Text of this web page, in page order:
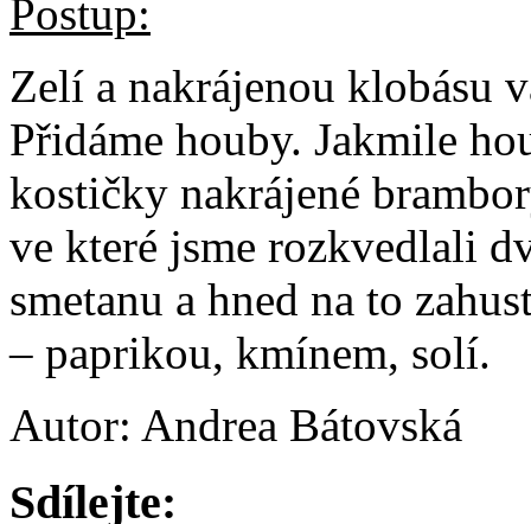
Postup:
Zelí a nakrájenou klobásu
Přidáme houby. Jakmile
kostičky nakrájené
ve které jsme rozkvedlali
smetanu a hned na to
– paprikou, kmínem, solí.
Autor: Andrea Bátovská
Sdílejte: